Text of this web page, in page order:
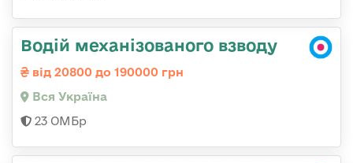
Водій механізованого взводу
від 20800 до 190000 грн
Вся Україна
23 ОМБр